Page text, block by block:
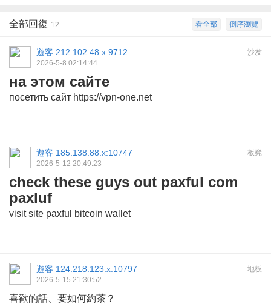
倒序瀏覽
看全部
全部回復 12
沙发
遊客 212.102.48.x:9712
2026-5-8 02:14:44
на этом сайте
посетить сайт https://vpn-one.net
板凳
遊客 185.138.88.x:10747
2026-5-12 20:49:23
check these guys out paxful com
paxluf
visit site paxful bitcoin wallet
地板
遊客 124.218.123.x:10797
2026-5-15 21:30:52
喜歡的話、要如何約茶？